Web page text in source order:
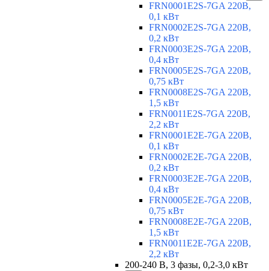
FRN0001E2S-7GA 220В,
0,1 кВт
FRN0002E2S-7GA 220В,
0,2 кВт
FRN0003E2S-7GA 220В,
0,4 кВт
FRN0005E2S-7GA 220В,
0,75 кВт
FRN0008E2S-7GA 220В,
1,5 кВт
FRN0011E2S-7GA 220В,
2,2 кВт
FRN0001E2E-7GA 220В,
0,1 кВт
FRN0002E2E-7GA 220В,
0,2 кВт
FRN0003E2E-7GA 220В,
0,4 кВт
FRN0005E2E-7GA 220В,
0,75 кВт
FRN0008E2E-7GA 220В,
1,5 кВт
FRN0011E2E-7GA 220В,
2,2 кВт
200-240 В, 3 фазы, 0,2-3,0 кВт